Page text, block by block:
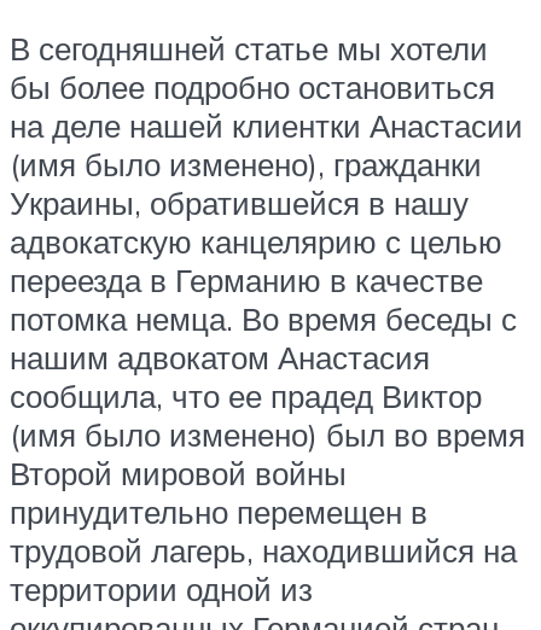
В сегодняшней статье мы хотели
бы более подробно остановиться
на деле нашей клиентки Анастасии
(имя было изменено), гражданки
Украины, обратившейся в нашу
адвокатскую канцелярию с целью
переезда в Германию в качестве
потомка немца. Во время беседы с
нашим адвокатом Анастасия
сообщила, что ее прадед Виктор
(имя было изменено) был во время
Второй мировой войны
принудительно перемещен в
трудовой лагерь, находившийся на
территории одной из